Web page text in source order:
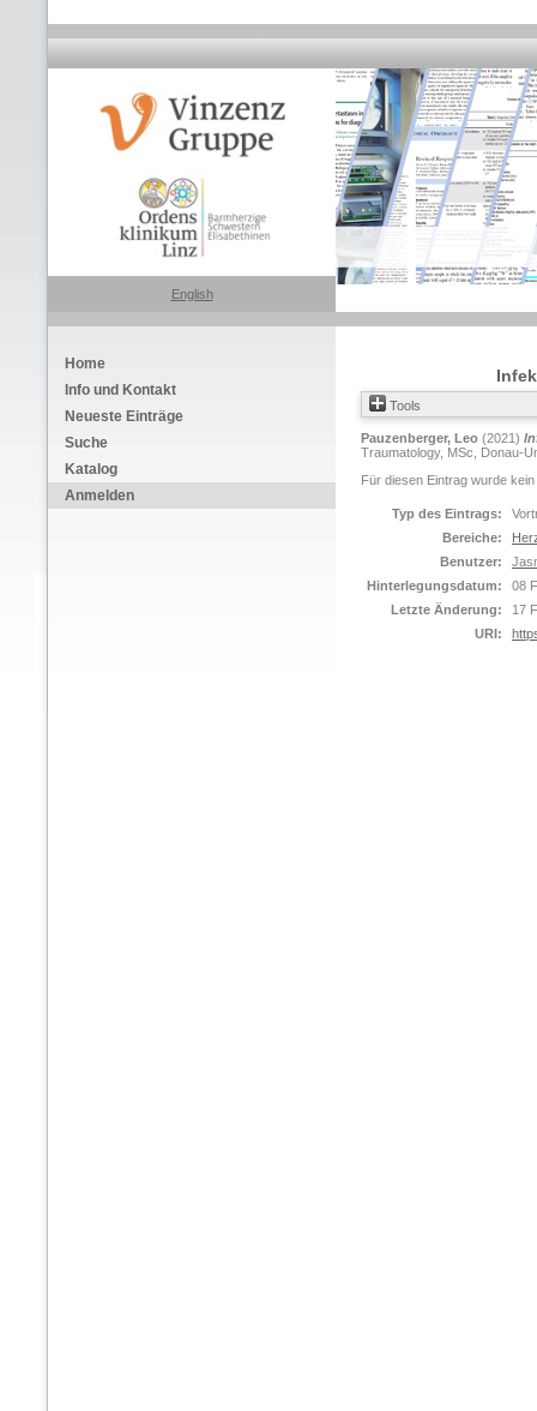
English
Home
Info und Kontakt
Neueste Einträge
Suche
Katalog
Anmelden
Tools
Pauzenberger, Leo (2021)
Traumatology, MSc, Donau-
Für diesen Eintrag wurde
Typ des Eintrags:
Bereiche:
Benutzer:
Hinterlegungsdatum:
08
Letzte Änderung:
17
URI: